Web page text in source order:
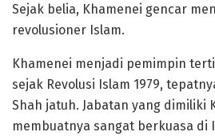
Sejak belia, Khamenei gencar
revolusioner Islam.
Khamenei menjadi pemimpin
sejak Revolusi Islam 1979,
Shah jatuh. Jabatan yang dimiliki
membuatnya sangat berkuasa di